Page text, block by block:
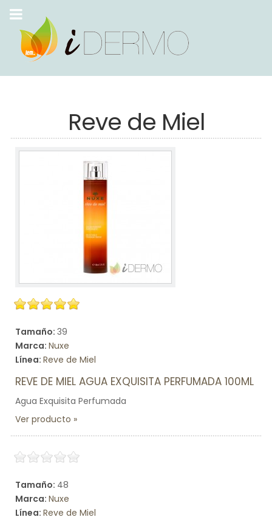
Reve de Miel
Tamaño: 39
Marca: Nuxe
Línea: Reve de Miel
REVE DE MIEL AGUA EXQUISITA PERFUMADA 100ML
Agua Exquisita Perfumada
Ver producto
Tamaño: 48
Marca: Nuxe
Línea: Reve de Miel